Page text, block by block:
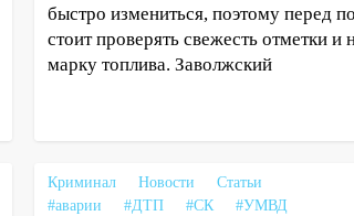
быстро измениться, поэтому перед
стоит проверять свежесть отметки
марку топлива. Заволжский
Криминал Новости
Статьи
#аварии
#ДТП #СК #УМВД